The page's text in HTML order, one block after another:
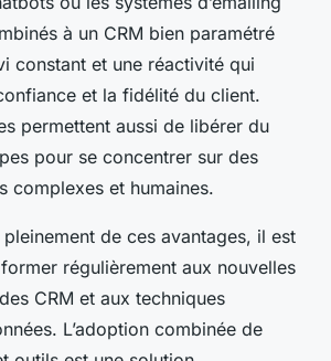
à un CRM bien paramétré
constant et une réactivité qui
et la fidélité du client.
permettent aussi de libérer du
pour se concentrer sur des
complexes et humaines.
de ces avantages, il est
régulièrement aux nouvelles
CRM et aux techniques
L’adoption combinée de